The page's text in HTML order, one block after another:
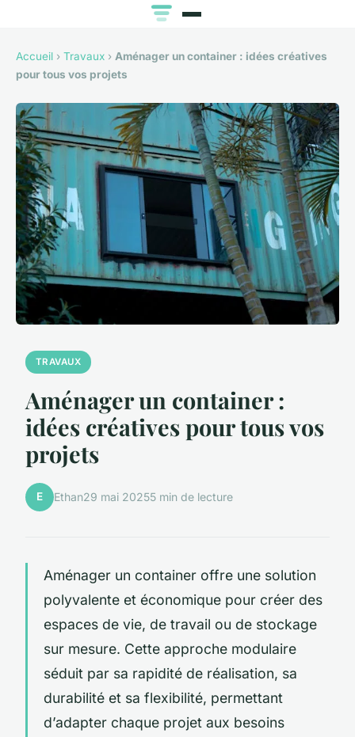
Accueil › Travaux › Aménager un container : idées créatives
pour tous vos projets
TRAVAUX
Aménager un container :
idées créatives pour tous vos
projets
E Ethan29 mai 20255 min de lecture
Aménager un container offre une solution
polyvalente et économique pour créer des
espaces de vie, de travail ou de stockage
sur mesure. Cette approche modulaire
séduit par sa rapidité de réalisation, sa
durabilité et sa flexibilité, permettant
d’adapter chaque projet aux besoins